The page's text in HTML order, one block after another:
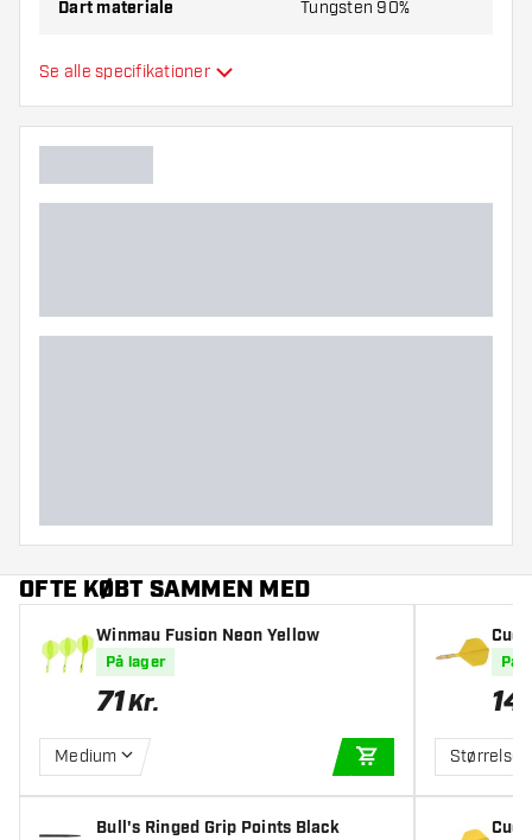
Dart materiale Tungsten 90%
Dartnæsegreb
Dartspiller
Dart form
Se alle specifikationer
OFTE KØBT SAMMEN MED
Winmau Fusion Neon Yellow
På lager
71Kr.
Medium
TILFØJ TIL KURV
Bull's Ringed Grip Points Black
low
På
Størrelse